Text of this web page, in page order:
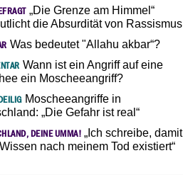
„Die Grenze am Himmel“
die Absurdität von Rassismus
Was bedeutet "Allahu akbar“?
Wann ist ein Angriff auf eine
ein Moscheeangriff?
Moscheeangriffe in
„Die Gefahr ist real“
DEINE UMMA! „Ich schreibe, damit
nach meinem Tod existiert“